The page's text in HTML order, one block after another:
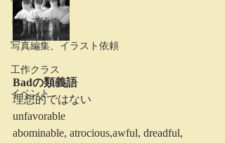
ロシア語
写真編集、イラスト依頼
工作クラス
イベント
Badの類義語
理想的ではない
unfavorable
abominable, atrocious,awful, dreadful,